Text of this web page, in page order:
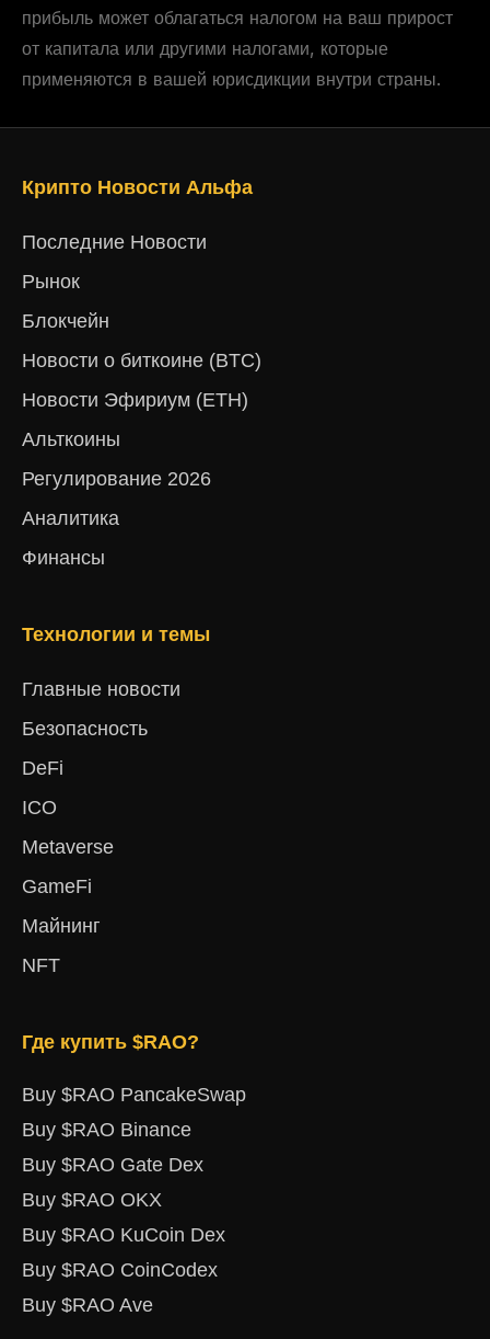
прибыль может облагаться налогом на ваш прирост
от капитала или другими налогами, которые
применяются в вашей юрисдикции внутри страны.
Крипто Новости Альфа
Последние Новости
Рынок
Блокчейн
Новости о биткоине (BTC)
Новости Эфириум (ETH)
Альткоины
Регулирование 2026
Аналитика
Финансы
Технологии и темы
Главные новости
Безопасность
DeFi
ICO
Metaverse
GameFi
Майнинг
NFT
Где купить $RAO?
Buy $RAO PancakeSwap
Buy $RAO Binance
Buy $RAO Gate Dex
Buy $RAO OKX
Buy $RAO KuCoin Dex
Buy $RAO CoinCodex
Buy $RAO Ave